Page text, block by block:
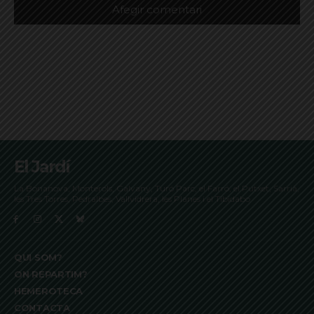
El Jardí
La Bonanova, Monterols, Galvany, Turó Parc, el Farró, el Putxet, Sarrià,
les Tres Torres, Pedralbes, Vallvidrera, les Planes i el Tibidabo
QUI SOM?
ON REPARTIM?
HEMEROTECA
CONTACTA